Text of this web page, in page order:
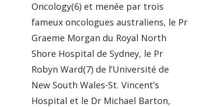
Oncology(6) et menée par trois
fameux oncologues australiens, le Pr
Graeme Morgan du Royal North
Shore Hospital de Sydney, le Pr
Robyn Ward(7) de l’Université de
New South Wales-St. Vincent’s
Hospital et le Dr Michael Barton,